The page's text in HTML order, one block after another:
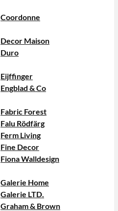
Coordonne
Decor Maison
Duro
Eijffinger
Engblad & Co
Fabric Forest
Falu Rödfärg
Ferm Living
Fine Decor
Fiona Walldesign
Galerie Home
Galerie LTD.
Graham & Brown